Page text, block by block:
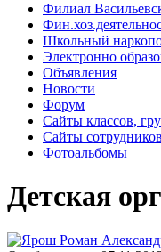
Филиал
Школьный
Электронно
Объявления
Новости
Форум
Сайты классов,
Сайты сотрудников
Фотоальбомы
Детская